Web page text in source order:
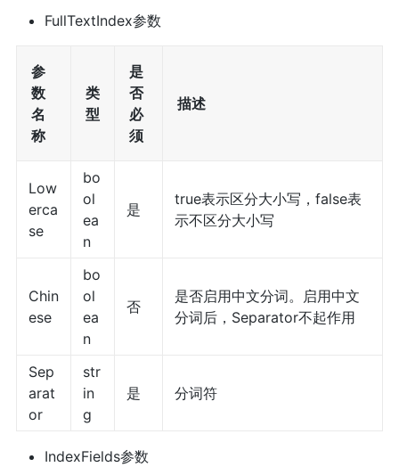
FullTextIndex参数
参
数
名
称
类
型
是
否
必
须
描述
Low
erca
se
bo
ol
ea
n
是
true表示区分大小写，false表
示不区分大小写
Chin
ese
bo
ol
ea
n
否
是否启用中文分词。启用中文
分词后，Separator不起作用
Sep
arat
or
str
in
g
是 分词符
IndexFields参数